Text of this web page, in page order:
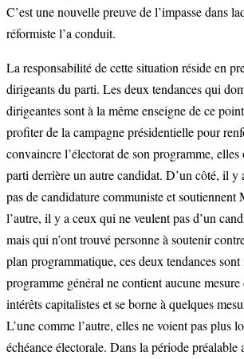
C’est une nouvelle preuve de l’impasse dans
réformiste l’a conduit.
La responsabilité de cette situation réside en
dirigeants du parti. Les deux tendances qui
dirigeantes sont à la même enseigne de ce
profiter de la campagne présidentielle pour
convaincre l’électorat de son programme,
parti derrière un autre candidat. D’un côté, il y
pas de candidature communiste et soutiennent
l’autre, il y a ceux qui ne veulent pas d’un
mais qui n’ont trouvé personne à soutenir
plan programmatique, ces deux tendances
programme général ne contient aucune
intérêts capitalistes et se borne à quelques
L’une comme l’autre, elles ne voient pas plus
échéance électorale. Dans la période préalable